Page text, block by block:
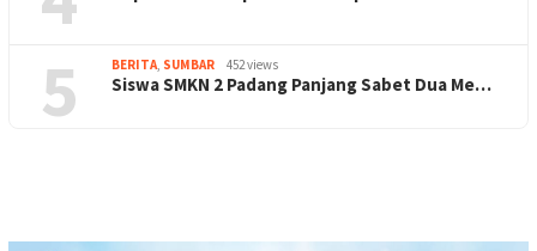
5 BERITA SUMBAR 452 views
Siswa SMKN 2 Padang Panjang Sabet Dua Me…